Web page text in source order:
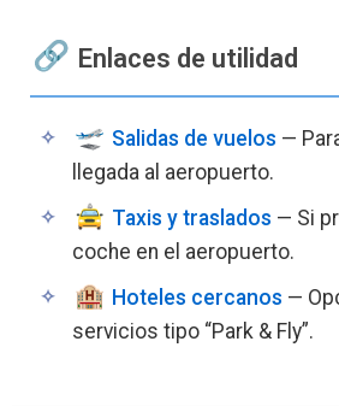
Enlaces de utilidad
Salidas de vuelos —
llegada al aeropuerto.
Taxis y traslados — Si
coche en el aeropuerto.
Hoteles cercanos —
servicios tipo “Park & Fly”.